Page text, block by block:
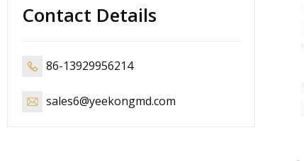
Contact Details
86-13929956214
sales6@yeekongmd.com